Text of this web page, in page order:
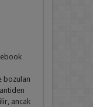
bozulan
ancak